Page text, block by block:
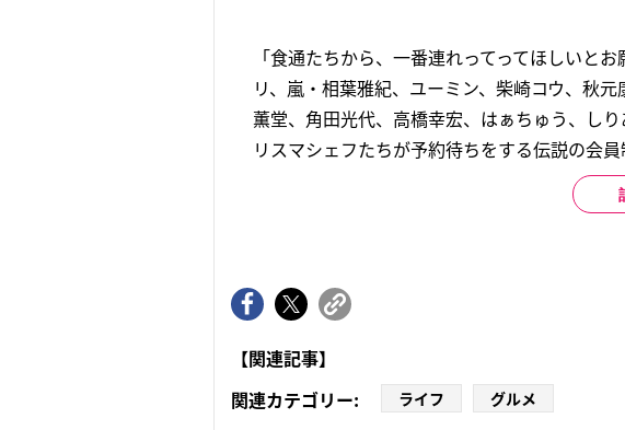
「食通たちから、一番連れってってほしいと
リ、嵐・相葉雅紀、ユーミン、柴崎コウ、秋
薫堂、角田光代、高橋幸宏、はぁちゅう、し
リスマシェフたちが予約待ちをする伝説の会
【関連記事】
関連カテゴリー:
ライフ グルメ